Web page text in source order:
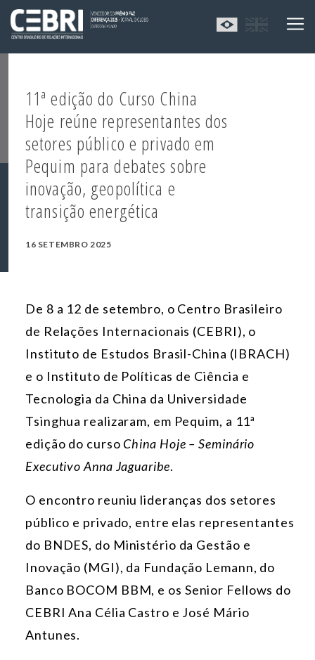
11ª edição do Curso China
Hoje reúne representantes dos
setores público e privado em
Pequim para debates sobre
inovação, geopolítica e
transição energética
16 SETEMBRO 2025
De 8 a 12 de setembro, o Centro Brasileiro
de Relações Internacionais (CEBRI), o
Instituto de Estudos Brasil-China (IBRACH)
e o Instituto de Políticas de Ciência e
Tecnologia da China da Universidade
Tsinghua realizaram, em Pequim, a 11ª
edição do curso China Hoje – Seminário
Executivo Anna Jaguaribe.
O encontro reuniu lideranças dos setores
público e privado, entre elas representantes
do BNDES, do Ministério da Gestão e
Inovação (MGI), da Fundação Lemann, do
Banco BOCOM BBM, e os Senior Fellows do
CEBRI Ana Célia Castro e José Mário
Antunes.